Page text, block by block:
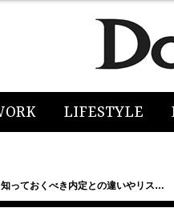
LIFESTYLE
知っておくべき内定との違いやリス…